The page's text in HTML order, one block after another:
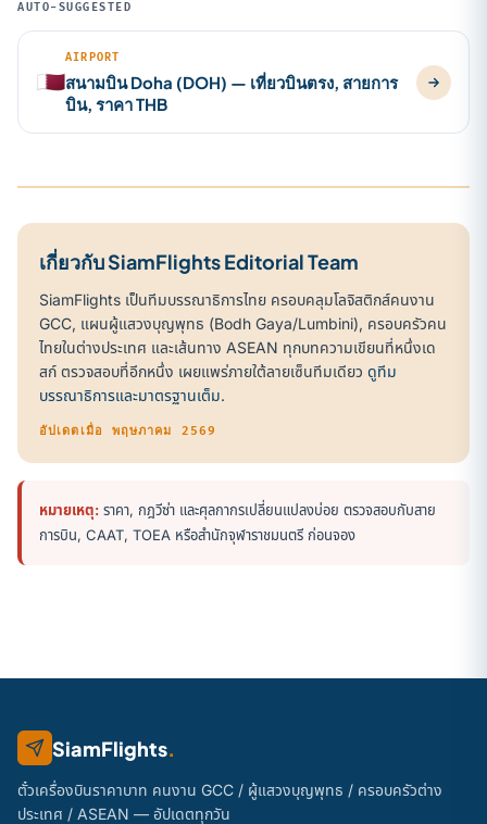
AUTO-SUGGESTED
🇶🇦
AIRPORT
สนามบิน Doha (DOH) — เที่ยวบินตรง, สายการ
บิน, ราคา THB
เกี่ยวกับ SiamFlights Editorial Team
SiamFlights เป็นทีมบรรณาธิการไทย ครอบคลุมโลจิสติกส์คนงาน
GCC, แผนผู้แสวงบุญพุทธ (Bodh Gaya/Lumbini), ครอบครัวคน
ไทยในต่างประเทศ และเส้นทาง ASEAN ทุกบทความเขียนที่หนึ่งเด
สก์ ตรวจสอบที่อีกหนึ่ง เผยแพร่ภายใต้ลายเซ็นทีมเดียว ดูทีม
บรรณาธิการและมาตรฐานเต็ม.
อัปเดตเมื่อ พฤษภาคม 2569
หมายเหตุ: ราคา, กฎวีซ่า และศุลกากรเปลี่ยนแปลงบ่อย ตรวจสอบกับสาย
การบิน, CAAT, TOEA หรือสำนักจุฬาราชมนตรี ก่อนจอง
SiamFlights.
ตั๋วเครื่องบินราคาบาท คนงาน GCC / ผู้แสวงบุญพุทธ / ครอบครัวต่าง
ประเทศ / ASEAN — อัปเดตทุกวัน